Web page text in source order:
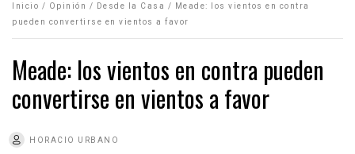
Inicio / Opinión / Desde la Casa /
Meade: los vientos en contra
pueden convertirse en vientos a favor
Meade: los vientos en contra pueden
convertirse en vientos a favor
HORACIO URBANO